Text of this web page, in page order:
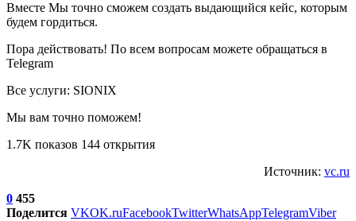
Вместе Мы точно сможем создать выдающийся кейс, которым
будем гордиться.
Пора действовать! По всем вопросам можете обращаться в
Telegram
Все услуги: SIONIX
Мы вам точно поможем!
1.7K показов 144 открытия
Источник: vc.ru
0 455
Поделится VKOK.ruFacebookTwitterWhatsAppTelegramViber